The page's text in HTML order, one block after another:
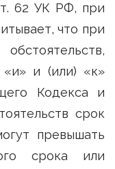
62 УК РФ, при
что при
«и» и (или) «к»
Кодекса и
срок
превышать
срока или